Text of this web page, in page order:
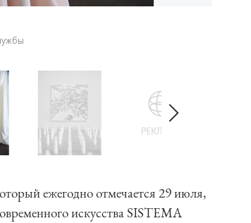
ежегодно отмечается 29 июля,
искусства SISTEMA